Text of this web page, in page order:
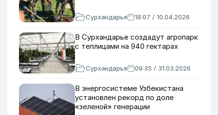
Сурхандарья 18:07 / 10.04.2026
В Сурхандарье создадут агропарк
с теплицами на 940 гектарах
Сурхандарья 09:35 / 31.03.2026
В энергосистеме Узбекистана
установлен рекорд по доле
«зеленой» генерации